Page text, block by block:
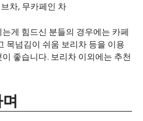
차, 무카페인 차
게 힘드신 분들의 경우에는 카페
목넘김이 쉬움 보리차 등을 이용
좋습니다. 보리차 이외에는 추천